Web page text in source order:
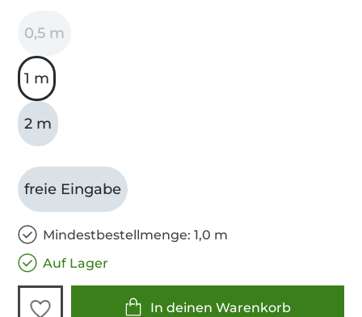
0,5 m
1 m
2 m
freie Eingabe
Mindestbestellmenge: 1,0 m
Auf Lager
In deinen Warenkorb